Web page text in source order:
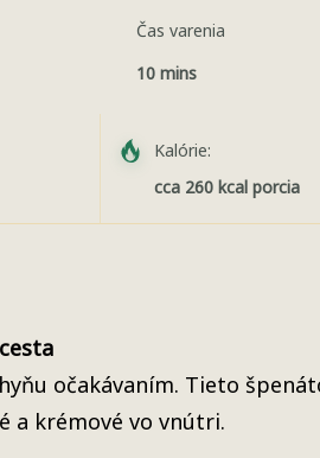
Čas varenia
10 mins
Kalórie:
cca 260 kcal porcia
očakávaním. Tieto
a krémové vo vnútri.